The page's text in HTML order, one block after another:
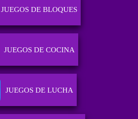
JUEGOS DE BLOQUES
JUEGOS DE COCINA
JUEGOS DE LUCHA